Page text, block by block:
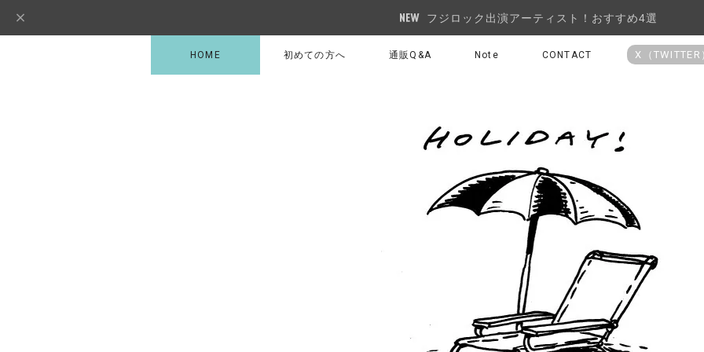
フジロック出演アーティスト！おすすめ4選
HOME 初めての方へ 通販Q&A Note CONTACT X（TWITTER